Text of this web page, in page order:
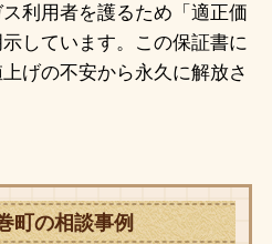
利用者を護るため「適正価
しています。この保証書に
げの不安から永久に解放さ
町の相談事例